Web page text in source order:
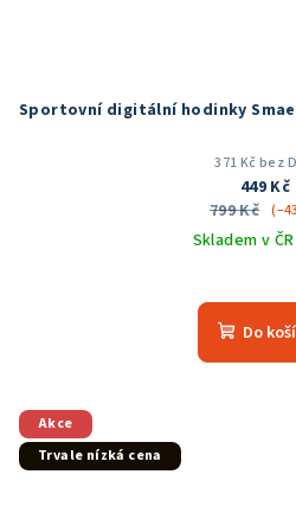
Sportovní digitální hodinky
371 Kč bez
449 Kč
799 Kč
Skladem v ČR
Do
Akce
Trvale nízká cena